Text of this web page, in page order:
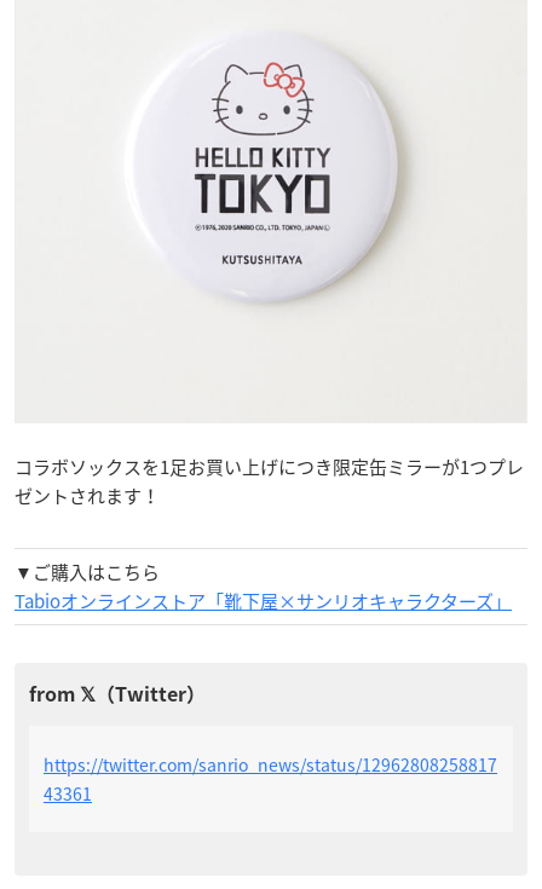
コラボソックスを1足お買い上げにつき限定缶ミラーが1つプレ
ゼントされます！
▼ご購入はこちら
Tabioオンラインストア「靴下屋×サンリオキャラクターズ」
https://twitter.com/sanrio_news/status/12962808258817
43361